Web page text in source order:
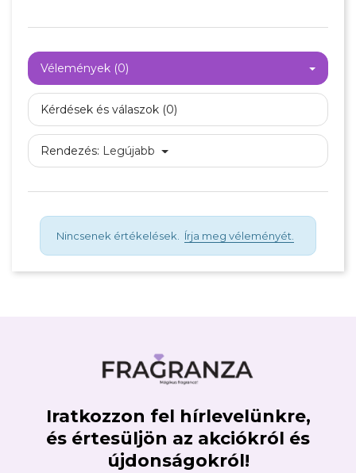
Vélemények (0)
Kérdések és válaszok (0)
Rendezés: Legújabb
Nincsenek értékelések. Írja meg véleményét.
Iratkozzon fel hírlevelünkre,
és értesüljön az akciókról és
újdonságokról!